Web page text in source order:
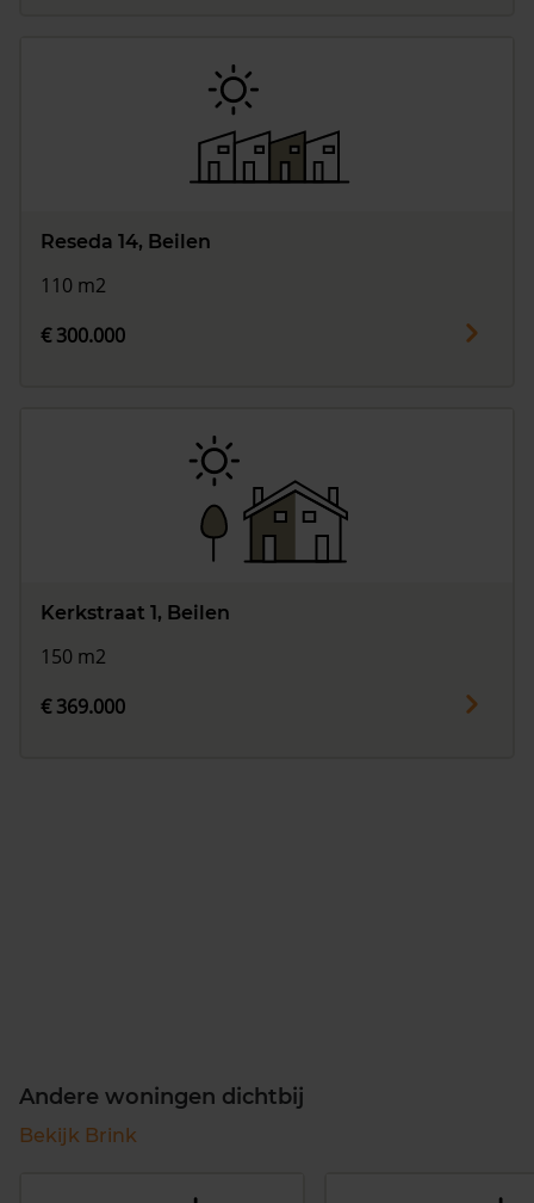
Reseda 14, Beilen
110 m2
€ 300.000
Kerkstraat 1, Beilen
150 m2
€ 369.000
Andere woningen dichtbij
Bekijk Brink